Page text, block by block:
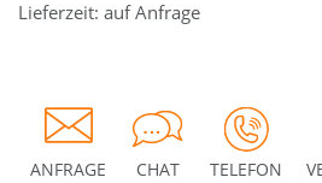
Lieferzeit: auf Anfrage
ANFRAGE CHAT TELEFON